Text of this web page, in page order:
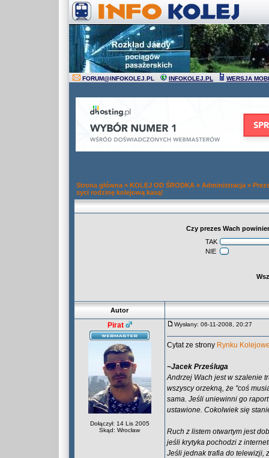
FORUM@INFOKOLEJ.PL INFOKOLEJ.PL WERSJA
Strona główna » KOLEJ OD ŚRODKA » Administracja »
syci rodzinę kolejową kasą!
Czy prezes Wach
TAK
NIE
Autor
Pirat
Dołączył: 14 Lis 2005
Skąd: Wrocław
Wysłany: 06-11-2008, 20:27
Cytat ze strony Rynku
~Jacek Prześluga
Andrzej Wach jest w szalenie
wszyscy orzekną, że "coś
sama. Jeśli uniewinni go
ustawione. Cokolwiek się
Ruch z listem otwartym jest
jeśli krytyka pochodzi z
Jeśli jednak trafia do telewizji,